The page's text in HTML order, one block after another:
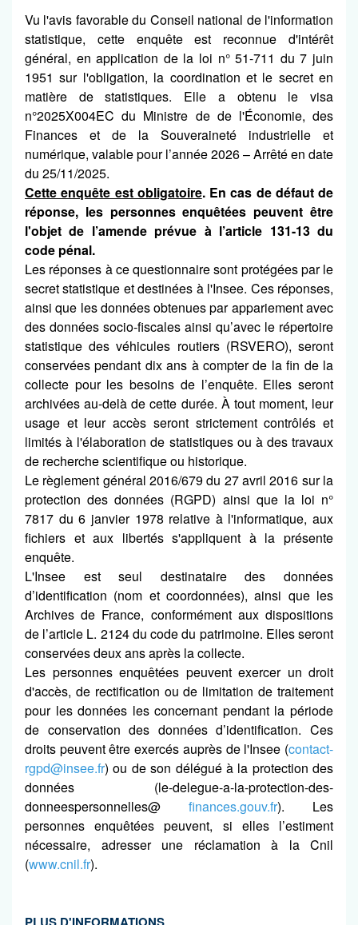
Vu l'avis favorable du Conseil national de l'information
statistique, cette enquête est reconnue d'intérêt
général, en application de la loi n° 51-711 du 7 juin
1951 sur l'obligation, la coordination et le secret en
matière de statistiques. Elle a obtenu le visa
n°2025X004EC du Ministre de de l'Économie, des
Finances et de la Souveraineté industrielle et
numérique, valable pour l’année 2026 – Arrêté en date
du 25/11/2025.
Cette enquête est obligatoire. En cas de défaut de
réponse, les personnes enquêtées peuvent être
l'objet de l’amende prévue à l’article 131-13 du
code pénal.
Les réponses à ce questionnaire sont protégées par le
secret statistique et destinées à l'Insee. Ces réponses,
ainsi que les données obtenues par appariement avec
des données socio-fiscales ainsi qu’avec le répertoire
statistique des véhicules routiers (RSVERO), seront
conservées pendant dix ans à compter de la fin de la
collecte pour les besoins de l’enquête. Elles seront
archivées au-delà de cette durée. À tout moment, leur
usage et leur accès seront strictement contrôlés et
limités à l'élaboration de statistiques ou à des travaux
de recherche scientifique ou historique.
Le règlement général 2016/679 du 27 avril 2016 sur la
protection des données (RGPD) ainsi que la loi n°
7817 du 6 janvier 1978 relative à l'informatique, aux
fichiers et aux libertés s'appliquent à la présente
enquête.
L'Insee est seul destinataire des données
d’identification (nom et coordonnées), ainsi que les
Archives de France, conformément aux dispositions
de l’article L. 2124 du code du patrimoine. Elles seront
conservées deux ans après la collecte.
Les personnes enquêtées peuvent exercer un droit
d'accès, de rectification ou de limitation de traitement
pour les données les concernant pendant la période
de conservation des données d’identification. Ces
droits peuvent être exercés auprès de l'Insee (contact-
rgpd@insee.fr) ou de son délégué à la protection des
données (le-delegue-a-la-protection-des-
donneespersonnelles@ finances.gouv.fr). Les
personnes enquêtées peuvent, si elles l’estiment
nécessaire, adresser une réclamation à la Cnil
(www.cnil.fr).